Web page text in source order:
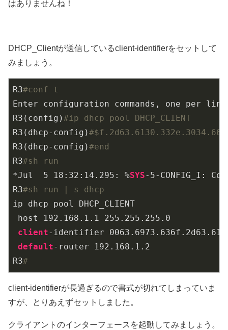
はありませんね！
DHCP_Clientが送信しているclient-identifierをセットして
みましょう。
R3#conf t
Enter configuration commands, one per
R3(config)#ip dhcp pool DHCP_CLIENT
R3(dhcp-config)
R3(dhcp-config)#end
R3#sh run
*Jul 5 18 : 32 : 14.295 : %SYS-5-CONFIG_I:
R3#sh run | s dhcp
ip dhcp pool DHCP_CLIENT
host
192.168 .1 .1 255.255 .255 .0
client-identifier 0063.6973 .636f .2d63
default-router 192.168 .1 .2
R3#
client-identifierが長過ぎるので書式が切れてしまっていま
すが、とりあえずセットしました。
クライアントのインターフェースを起動してみましょう。